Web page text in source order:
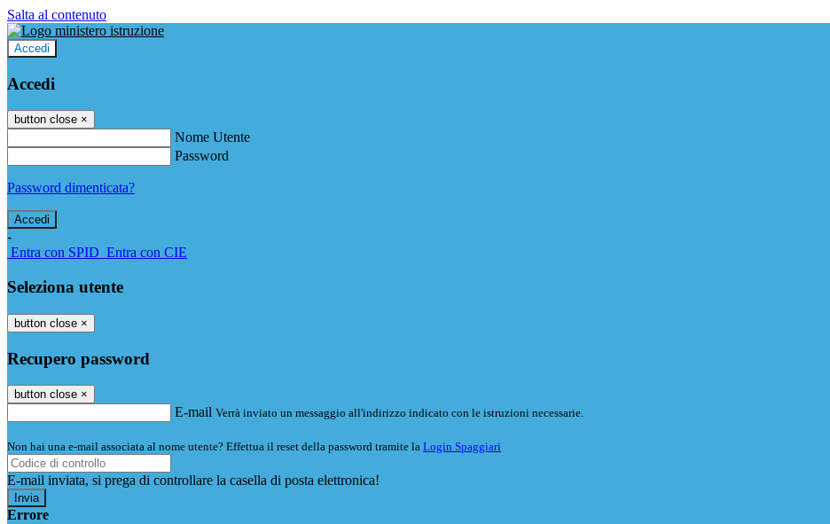
Salta al contenuto
Accedi
Accedi
button close ×
Nome Utente
Password
Password dimenticata?
-
Entra con SPID Entra con CIE
Seleziona utente
button close ×
Recupero password
button close ×
E-mail Verrà inviato un messaggio all'indirizzo indicato con le istruzioni necessarie.
Non hai una e-mail associata al nome utente? Effettua il reset della password tramite la Login Spaggiari
E-mail inviata, si prega di controllare la casella di posta elettronica!
Errore